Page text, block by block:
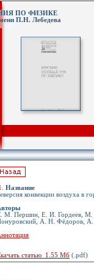
ПО ФИЗИКЕ
П.Н. Лебедева
Название
конвекции воздуха в
М. Першин, Е. И. Гордеев, М.
А. Н. Фёдоров, А.
статью 1.55 Мб (.pdf)